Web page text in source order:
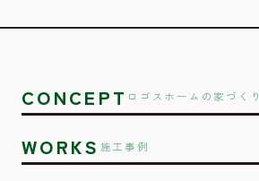
CONCEPT ロゴスホームの家づくり
WORKS 施工事例